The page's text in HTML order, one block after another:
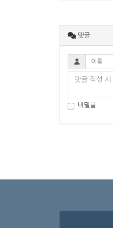
댓글
비밀글